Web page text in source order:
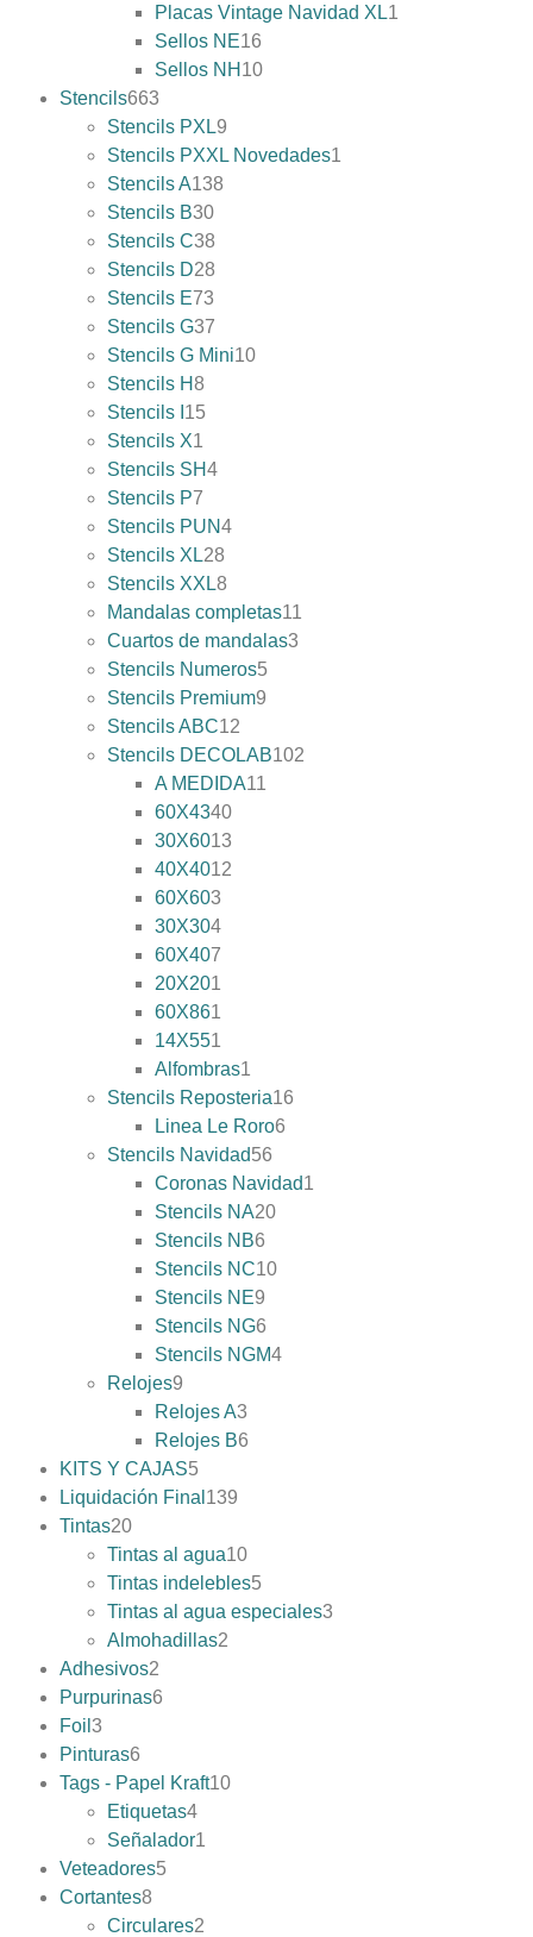
Placas Vintage Navidad XL1
Sellos NE16
Sellos NH 10
Stencils663
Stencils PXL9
Stencils PXXL Novedades1
Stencils A138
Stencils B30
Stencils C38
Stencils D28
Stencils E73
Stencils G37
Stencils G Mini10
Stencils H8
Stencils I 15
Stencils X1
Stencils SH4
Stencils P7
Stencils PUN4
Stencils XL28
Stencils XXL8
Mandalas completas11
Cuartos de mandalas3
Stencils Numeros5
Stencils Premium9
Stencils ABC12
Stencils DECOLAB102
A MEDIDA11
60X4340
30X6013
40X4012
60X603
30X304
60X407
20X201
60X861
14X551
Alfombras1
Stencils Reposteria16
Linea Le Roro6
Stencils Navidad56
Coronas Navidad1
Stencils NA20
Stencils NB6
Stencils NC10
Stencils NE9
Stencils NG6
Stencils NGM4
Relojes9
Relojes A3
Relojes B6
KITS Y CAJAS5
Liquidación Final 139
Tintas20
Tintas al agua10
Tintas indelebles5
Tintas al agua especiales3
Almohadillas2
Adhesivos2
Purpurinas6
Foil 3
Pinturas6
Tags - Papel Kraft10
Etiquetas4
Señalador1
Veteadores5
Cortantes8
Circulares2